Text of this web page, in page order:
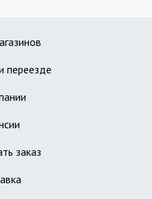
переезде
заказ